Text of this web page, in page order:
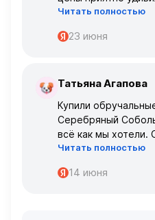
высшем уровне –
Читать полностью
23 июня
Т Татьяна Агапова
Купили
Серебряный
всё как мы хотели.
персоналу за
Читать полностью
14 июня